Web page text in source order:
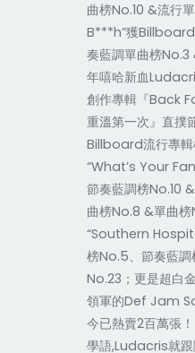
曲榜No.10 &流行
B***h”獲
奏藍調單曲榜No.3
年嘻哈新血
創作專輯『Back
重溫第一次』直撲
Billboard流行專輯
“What’s Your
節奏藍調榜No.10
曲榜No.8 &單曲榜
“Southern
榜No.5、節奏藍
No.23；更是超白
領軍的Def Jam
今已熱賣2百萬張
學語,Ludacris就